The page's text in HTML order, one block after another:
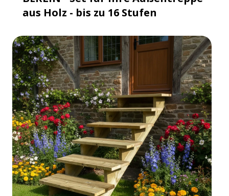
aus Holz - bis zu 16 Stufen